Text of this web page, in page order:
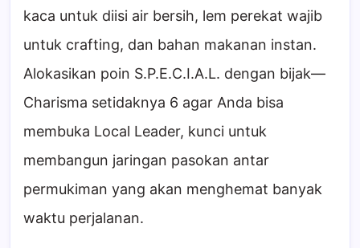
kaca untuk diisi air bersih, lem perekat wajib
untuk crafting, dan bahan makanan instan.
Alokasikan poin S.P.E.C.I.A.L. dengan bijak—
Charisma setidaknya 6 agar Anda bisa
membuka Local Leader, kunci untuk
membangun jaringan pasokan antar
permukiman yang akan menghemat banyak
waktu perjalanan.